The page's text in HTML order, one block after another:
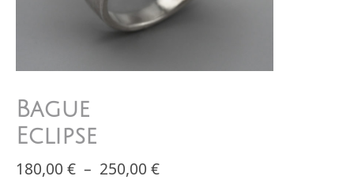
Bague
Eclipse
180,00 € – 250,00 €Plage de prix : 180,00 € à